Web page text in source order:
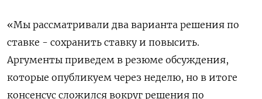
«Мы рассматривали два варианта решения по
ставке - сохранить ставку и повысить.
Аргументы приведем в резюме обсуждения,
которые опубликуем через неделю, но в итоге
консенсус сложился вокруг решения по